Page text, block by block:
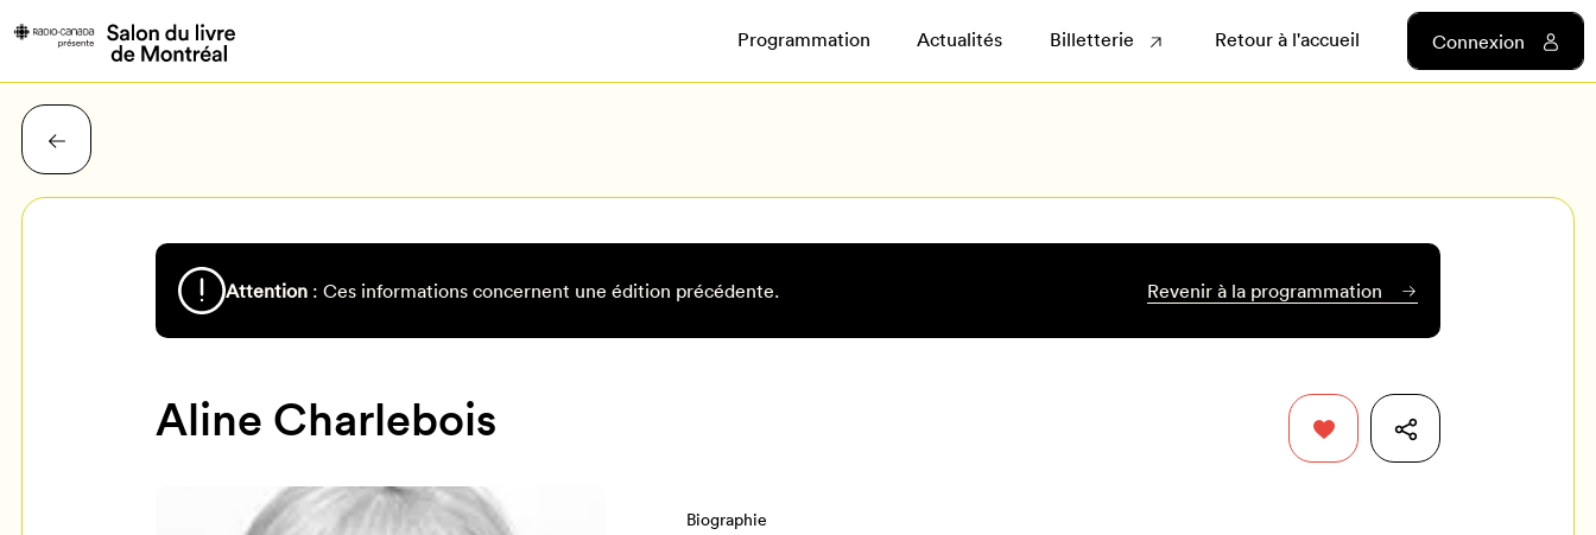
Programmation Actualités Billetterie Retour à l'accueil Connexion
Attention : Ces informations concernent une édition précédente. Revenir à la programmation
Aline Charlebois
Biographie